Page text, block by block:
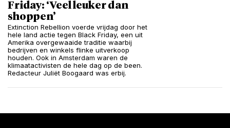
Friday: ‘Veel leuker dan
shoppen’
Extinction Rebellion voerde vrijdag door het
hele land actie tegen Black Friday, een uit
Amerika overgewaaide traditie waarbij
bedrijven en winkels flinke uitverkoop
houden. Ook in Amsterdam waren de
klimaatactivisten de hele dag op de been.
Redacteur Juliët Boogaard was erbij.